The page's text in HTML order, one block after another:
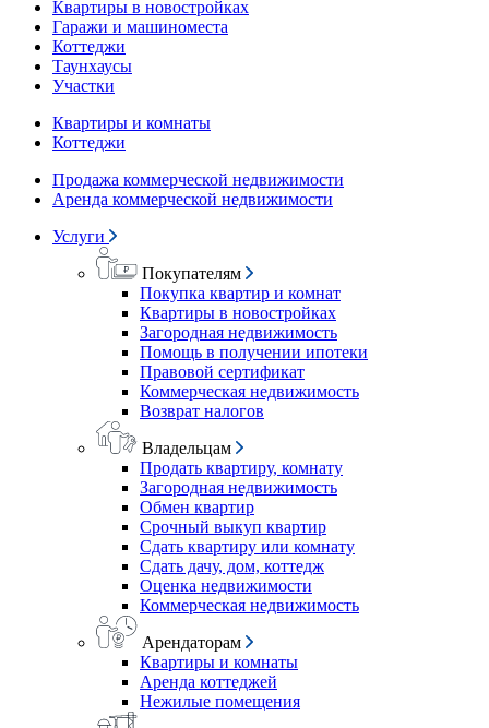
Квартиры в новостройках
Гаражи и машиноместа
Коттеджи
Таунхаусы
Участки
Квартиры и комнаты
Коттеджи
Продажа коммерческой недвижимости
Аренда коммерческой недвижимости
Услуги
Покупателям
Покупка квартир и комнат
Квартиры в новостройках
Загородная недвижимость
Помощь в получении ипотеки
Правовой сертификат
Коммерческая недвижимость
Возврат налогов
Владельцам
Продать квартиру, комнату
Загородная недвижимость
Обмен квартир
Срочный выкуп квартир
Сдать квартиру или комнату
Сдать дачу, дом, коттедж
Оценка недвижимости
Коммерческая недвижимость
Арендаторам
Квартиры и комнаты
Аренда коттеджей
Нежилые помещения